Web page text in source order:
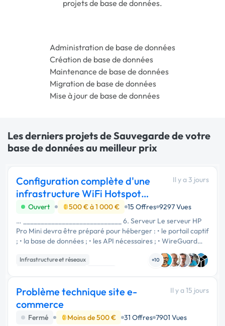
projets de base de données.
Administration de base de données
Création de base de données
Maintenance de base de données
Migration de base de données
Mise à jour de base de données
Les derniers projets de Sauvegarde de votre
base de données au meilleur prix
Configuration complète d'une
infrastructure WiFi Hotspot
professionnel
Il y a 3 jours
Ouvert 500 € à 1 000 € 15 Offres 9297 Vues
… ____________________________ 6. Serveur Le serveur HP
Pro Mini devra être préparé pour héberger : • le portail captif
; • la base de données ; • les API nécessaires ; • WireGuard
VPN ; • les sauvegardes automatiques. Les applications Juris
RCA …
Infrastructure et réseaux
+10
Problème technique site e-
commerce
Il y a 15 jours
Fermé Moins de 500 € 31 Offres 7901 Vues